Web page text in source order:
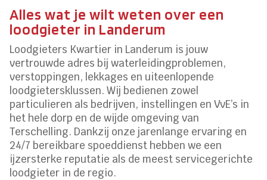
Alles wat je wilt weten over een
loodgieter in Landerum
Loodgieters Kwartier in Landerum is jouw
vertrouwde adres bij waterleidingproblemen,
verstoppingen, lekkages en uiteenlopende
loodgietersklussen. Wij bedienen zowel
particulieren als bedrijven, instellingen en VvE’s in
het hele dorp en de wijde omgeving van
Terschelling. Dankzij onze jarenlange ervaring en
24/7 bereikbare spoeddienst hebben we een
ijzersterke reputatie als de meest servicegerichte
loodgieter in de regio.